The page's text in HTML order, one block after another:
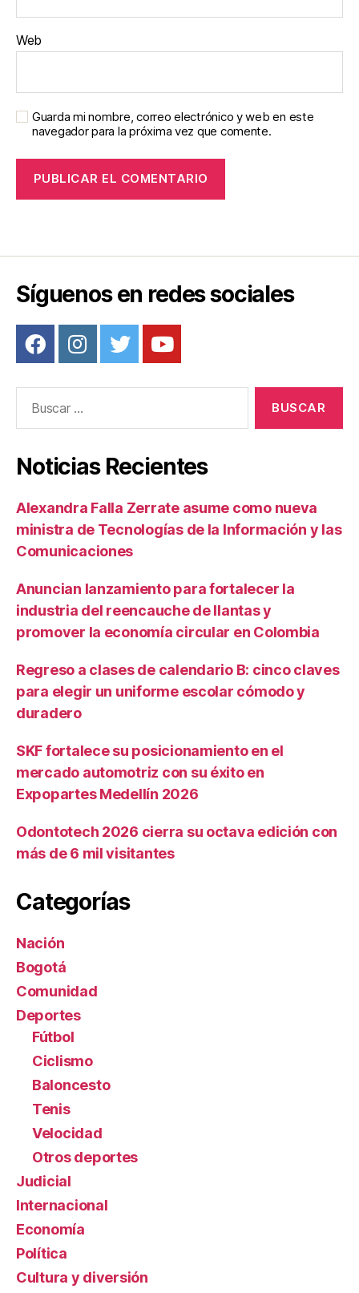
Web
Guarda mi nombre, correo electrónico y web en este
navegador para la próxima vez que comente.
Síguenos en redes sociales
Noticias Recientes
Alexandra Falla Zerrate asume como nueva
ministra de Tecnologías de la Información y las
Comunicaciones
Anuncian lanzamiento para fortalecer la
industria del reencauche de llantas y
promover la economía circular en Colombia
Regreso a clases de calendario B: cinco claves
para elegir un uniforme escolar cómodo y
duradero
SKF fortalece su posicionamiento en el
mercado automotriz con su éxito en
Expopartes Medellín 2026
Odontotech 2026 cierra su octava edición con
más de 6 mil visitantes
Categorías
Nación
Bogotá
Comunidad
Deportes
Fútbol
Ciclismo
Baloncesto
Tenis
Velocidad
Otros deportes
Judicial
Internacional
Economía
Política
Cultura y diversión